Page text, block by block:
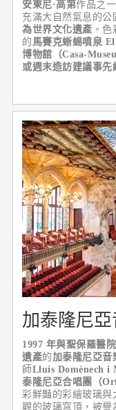
安東尼·高第作品之
充滿大自然氣息的公
為世界文化遺產 。
的 馬賽克蜥蜴噴泉
博物館（Casa-
或週末造訪建議事先
加泰隆尼亞
Música
1997 年與聖保羅醫
遺產的加泰隆尼亞音
師Lluís Domènech i
泰隆尼亞合唱團（
彩鮮豔的彩繪玻璃與
觀的玻璃穹頂，被譽